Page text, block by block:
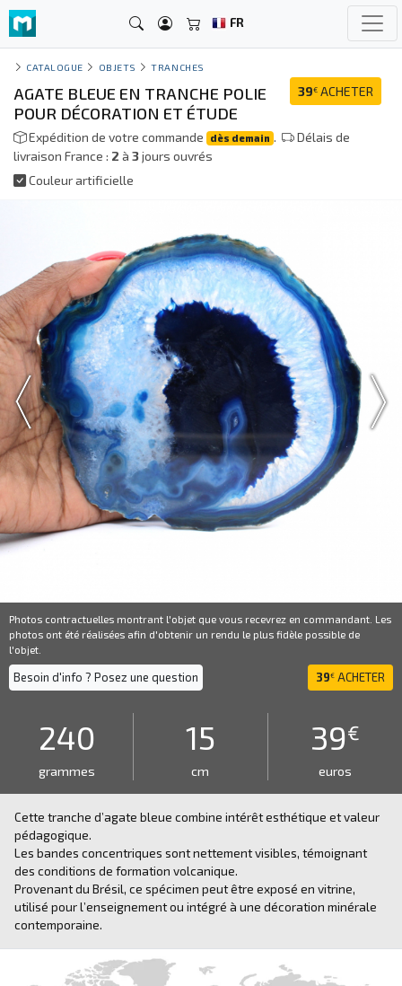
FR
CATALOGUE OBJETS TRANCHES
39€ ACHETER
AGATE BLEUE EN TRANCHE POLIE
POUR DÉCORATION ET ÉTUDE
Expédition de votre commande dès demain .
Délais de
livraison France : 2 à 3jours ouvrés
Couleur artificielle
Photos contractuelles montrant l'objet que vous recevrez en commandant. Les
photos ont été réalisées afin d'obtenir un rendu le plus fidèle possible de
l'objet.
Besoin d'info ? Posez une question 39€ ACHETER
240
grammes
15
cm
39€
euros
Cette tranche d’agate bleue combine intérêt esthétique et valeur
pédagogique.
Les bandes concentriques sont nettement visibles, témoignant
des conditions de formation volcanique.
Provenant du Brésil, ce spécimen peut être exposé en vitrine,
utilisé pour l’enseignement ou intégré à une décoration minérale
contemporaine.